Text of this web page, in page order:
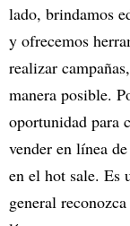
lado, brindamos
y ofrecemos
realizar
manera posible.
oportunidad para
vender en línea
en el hot sale. Es
general